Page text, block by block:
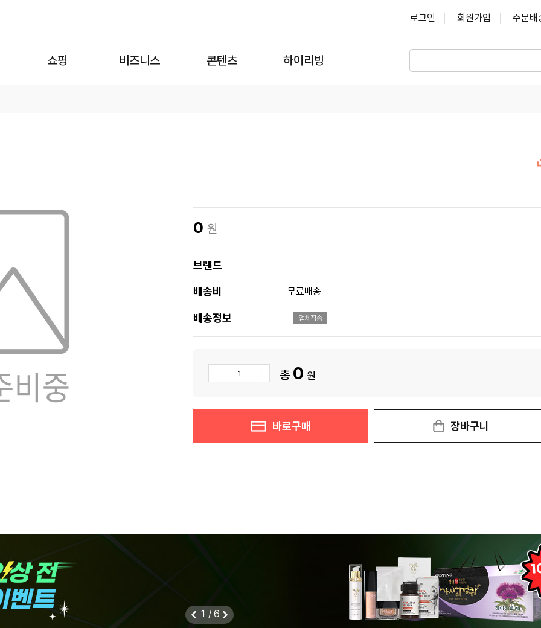
로그인 회원가입 주문배
쇼핑 비즈니스 콘텐츠 하이리빙
0 원
브랜드
배송비 무료배송
배송정보 업체직송
― ┼ 총 0 원
바로구매 장바구니
1 / 6